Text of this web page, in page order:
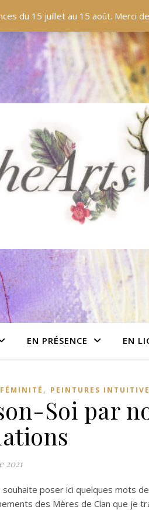
du 15 juillet au 15 août. Merci
BLOG PANIER
EN PRÉSENCE EN
, PEINTURES
Soi par
2021
poser ici quelques mots
des Mères de Clan que je